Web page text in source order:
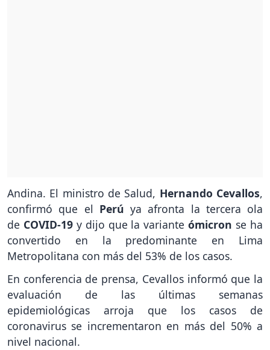
Andina. El ministro de Salud, Hernando Cevallos,
confirmó que el Perú ya afronta la tercera ola
de COVID-19y dijo que la varianteómicron se ha
convertido en la predominante en Lima
Metropolitana con más del 53% de los casos.
En conferencia de prensa, Cevallos informó que la
evaluación de las últimas semanas
epidemiológicas arroja que los casos de
coronavirus se incrementaron en más del 50% a
nivel nacional.